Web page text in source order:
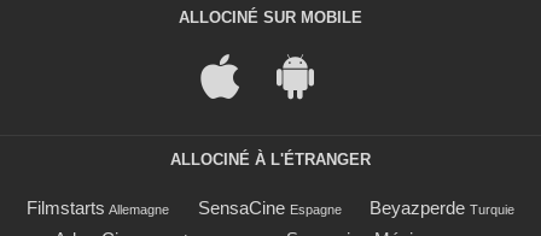
ALLOCINÉ SUR MOBILE
ALLOCINÉ À L'ÉTRANGER
Filmstarts Allemagne SensaCine Espagne Beyazperde Turquie